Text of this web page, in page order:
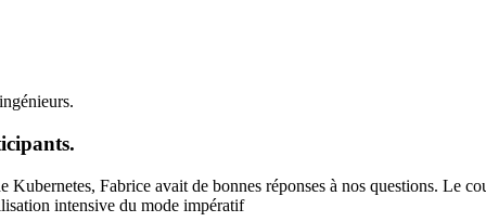
Kubernetes, Fabrice avait de bonnes réponses à nos questions. Le
intensive du mode impératif